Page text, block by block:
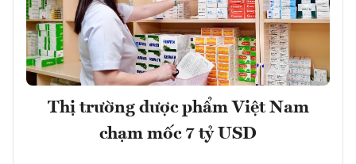
Thị trường dược phẩm Việt Nam
chạm mốc 7 tỷ USD